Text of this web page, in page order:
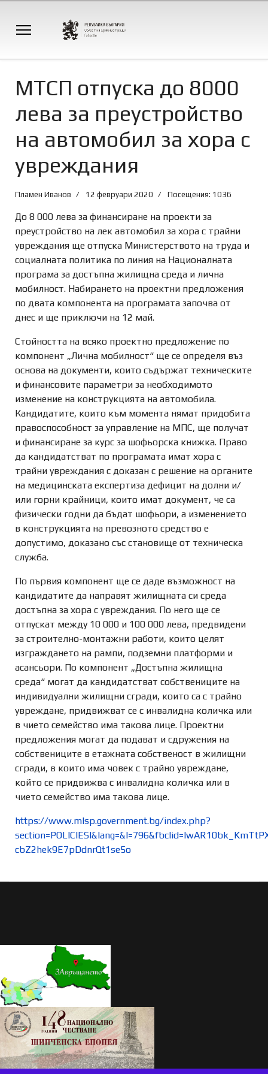
МТСП отпуска до 8000
лева за преустройство
на автомобил за хора с
увреждания
Пламен Иванов 12 февруари 2020 Посещения: 1036
До 8 000 лева за финансиране на проекти за
преустройство на лек автомобил за хора с трайни
увреждания ще отпуска Министерството на труда и
социалната политика по линия на Националната
програма за достъпна жилищна среда и лична
мобилност. Набирането на проектни предложения
по двата компонента на програмата започва от
днес и ще приключи на 12 май.
Стойността на всяко проектно предложение по
компонент „Лична мобилност“ ще се определя въз
основа на документи, които съдържат техническите
и финансовите параметри за необходимото
изменение на конструкцията на автомобила.
Кандидатите, които към момента нямат придобита
правоспособност за управление на МПС, ще получат
и финансиране за курс за шофьорска книжка. Право
да кандидатстват по програмата имат хора с
трайни увреждания с доказан с решение на органите
на медицинската експертиза дефицит на долни и/
или горни крайници, които имат документ, че са
физически годни да бъдат шофьори, а изменението
в конструкцията на превозното средство е
допустимо, доказано със становище от техническа
служба.
По първия компонент ще се даде възможност на
кандидатите да направят жилищната си среда
достъпна за хора с увреждания. По него ще се
отпускат между 10 000 и 100 000 лева, предвидени
за строително-монтажни работи, които целят
изграждането на рампи, подземни платформи и
асансьори. По компонент „Достъпна жилищна
среда“ могат да кандидатстват собствениците на
индивидуални жилищни сгради, които са с трайно
увреждане, придвижват се с инвалидна количка или
в чието семейство има такова лице. Проектни
предложения могат да подават и сдружения на
собствениците в етажната собственост в жилищни
сгради, в които има човек с трайно увреждане,
който се придвижва с инвалидна количка или в
чието семейство има такова лице.
https://www.mlsp.government.bg/index.php?
cbZ2hek9E7pDdnrQt1se5o